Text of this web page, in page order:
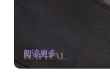
阅读更多